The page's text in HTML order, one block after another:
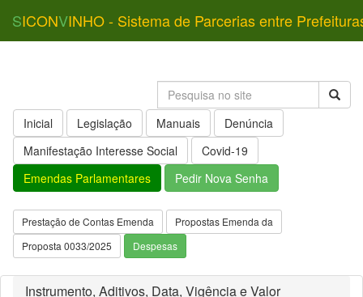
SICONVINHO - Sistema de Parcerias entre
Inicial Legislação Manuais
Denúncia
Manifestação Interesse Social
Covid-19
Emendas Parlamentares
Pedir Nova Senha
Prestação de Contas Emenda
Propostas Emenda da
Proposta 0033/2025
Despesas
Instrumento, Aditivos, Data, Vigência e Valor